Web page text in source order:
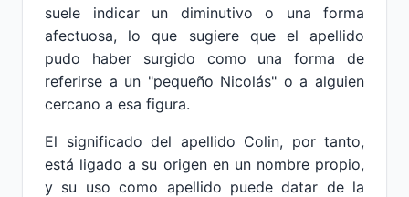
suele indicar un diminutivo o una forma
afectuosa, lo que sugiere que el apellido
pudo haber surgido como una forma de
referirse a un "pequeño Nicolás" o a alguien
cercano a esa figura.
El significado del apellido Colin, por tanto,
está ligado a su origen en un nombre propio,
y su uso como apellido puede datar de la